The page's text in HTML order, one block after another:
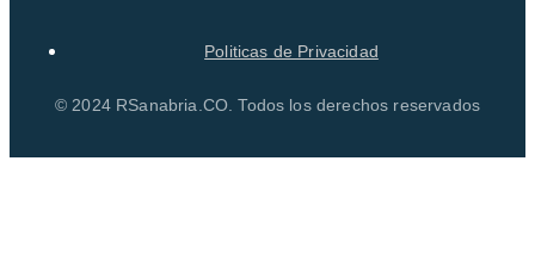
Politicas de Privacidad
© 2024 RSanabria.CO. Todos los derechos reservados